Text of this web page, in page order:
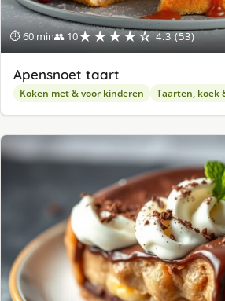
⏱ 60 min👥 10★★★★☆ 4.3 (53)
Apensnoet taart
Koken met & voor kinderen Taarten, koek